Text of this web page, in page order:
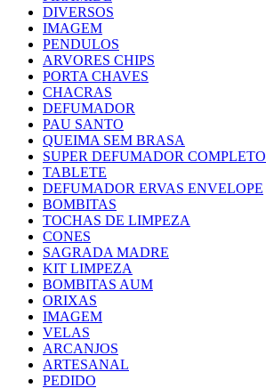
DIVERSOS
IMAGEM
PENDULOS
ARVORES CHIPS
PORTA CHAVES
CHACRAS
DEFUMADOR
PAU SANTO
QUEIMA SEM BRASA
SUPER DEFUMADOR COMPLETO
TABLETE
DEFUMADOR ERVAS ENVELOPE
BOMBITAS
TOCHAS DE LIMPEZA
CONES
SAGRADA MADRE
KIT LIMPEZA
BOMBITAS AUM
ORIXAS
IMAGEM
VELAS
ARCANJOS
ARTESANAL
PEDIDO